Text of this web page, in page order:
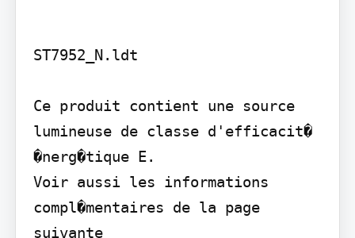
ST7952_N.ldt
Ce produit contient une source
lumineuse de classe d'efficacit�
�nerg�tique E.
Voir aussi les informations
compl�mentaires de la page
suivante